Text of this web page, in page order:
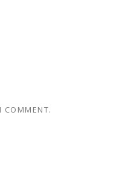
COMMENT.